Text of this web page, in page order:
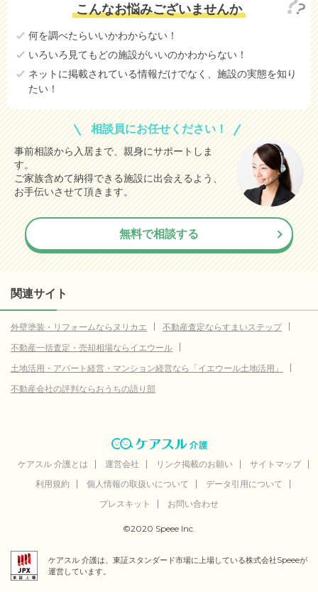
こんなお悩みございませんか
何を調べたらいいかわからない！
いろいろ見てもどの施設がいいのかわからない！
ネットに掲載されている情報だけでなく、施設の実態を知り
たい！
相談員にお任せください！
事前相談から入居まで、親身にサポートしま
す。
ご家族含めて納得できる施設に出会えるよう、
お手伝いさせて頂きます。
無料で相談する
関連サイト
外壁塗装・リフォームならヌリカエ
不動産査定ならすまいステップ
不動産一括査定・売却相場ならイエウール
土地活用・アパート経営・マンション経営なら「イエウール土地活用」
不動産会社の評判ならおうちの語り部
ケアスル 介護とは 運営会社 リンク掲載のお願い
サイトマップ
利用規約
個人情報の取扱いについて
データ引用について
プレスキット
お問い合わせ
©2020 Speee Inc.
ケアスル 介護は、東証スタンダード市場に上場している株式会社Speeeが
運営しています。